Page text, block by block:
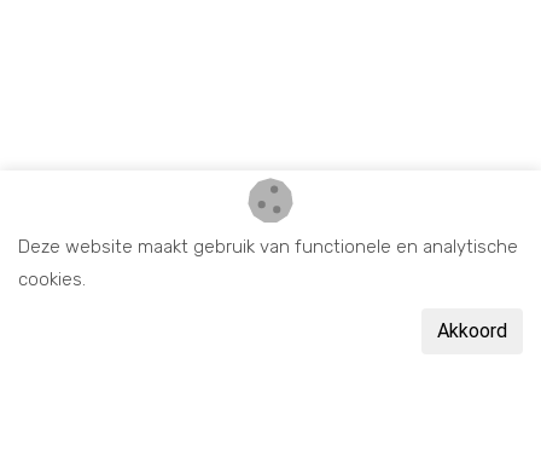
Deze website maakt gebruik van functionele en analytische
cookies.
Akkoord